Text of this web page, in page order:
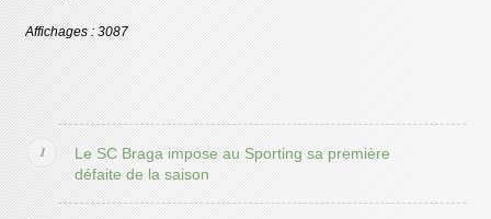
Affichages : 3087
Le SC Braga impose au Sporting sa première
défaite de la saison